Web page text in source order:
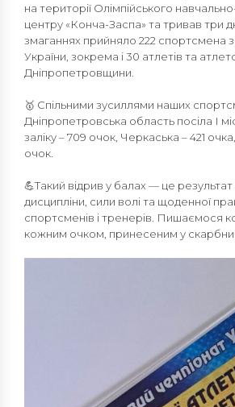
на території Олімпійського
центру «Конча-Заспа» та тривав три
змаганнях прийняло 222 спортсмена
України, зокрема і 30 атлетів та
Дніпропетровщини.
🥇 Спільними зусиллями наших
Дніпропетровська область посіла І
заліку – 709 очок, Черкаська – 421
очок.
💪Такий відрив у балах — це результат
дисципліни, сили волі та щоденної
спортсменів і тренерів. Пишаємося
кожним очком, принесеним у